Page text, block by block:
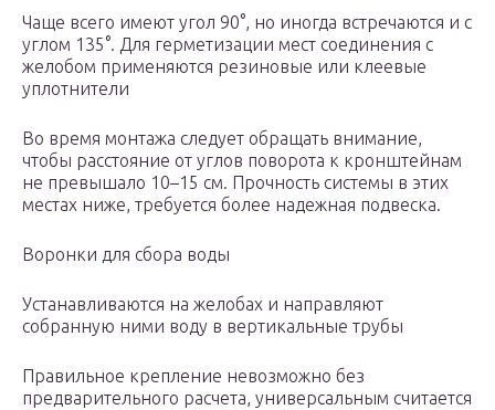
Чаще всего имеют угол 90°, но иногда встречаются и с
углом 135°. Для герметизации мест соединения с
желобом применяются резиновые или клеевые
уплотнители
Во время монтажа следует обращать внимание,
чтобы расстояние от углов поворота к кронштейнам
не превышало 10–15 см. Прочность системы в этих
местах ниже, требуется более надежная подвеска.
Воронки для сбора воды
Устанавливаются на желобах и направляют
собранную ними воду в вертикальные трубы
Правильное крепление невозможно без
предварительного расчета, универсальным считается